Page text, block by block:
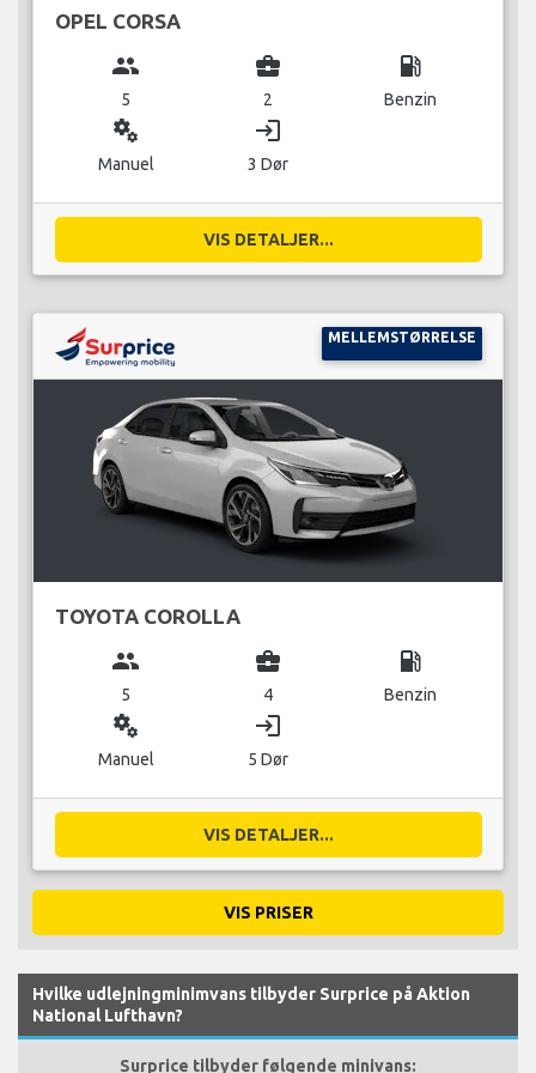
OPEL CORSA
group
5
business_center
2
local_gas_station
Benzin
miscellaneous_services
Manuel
login
3 Dør
VIS DETALJER...
MELLEMSTØRRELSE
TOYOTA COROLLA
group
5
business_center
4
local_gas_station
Benzin
miscellaneous_services
Manuel
login
5 Dør
VIS DETALJER...
VIS PRISER
Hvilke udlejningminimvans tilbyder Surprice på Aktion
National Lufthavn?
Surprice tilbyder følgende minivans: